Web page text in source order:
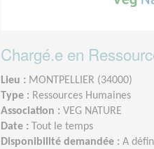
Chargé.e en
Lieu : MONTPELLIER (34000)
Type : Ressources Humaines
Association : VEG NATURE
Date :
Tout le temps
Disponibilité demandée : A